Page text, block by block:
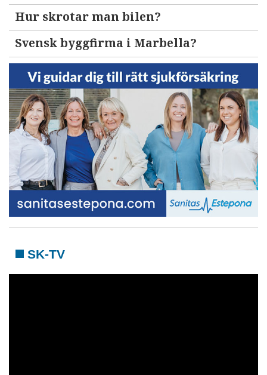
Hur skrotar man bilen?
Svensk byggfirma i Marbella?
SK-TV